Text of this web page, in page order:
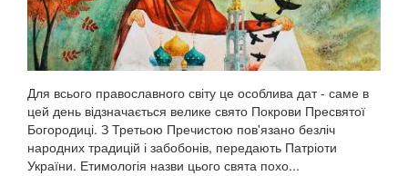
Для всього православного світу це особлива дат - саме в
цей день відзначається велике свято Покрови Пресвятої
Богородиці. З Третьою Пречистою пов'язано безліч
народних традицій і забобонів, передають Патріоти
України. Етимологія назви цього свята похо...